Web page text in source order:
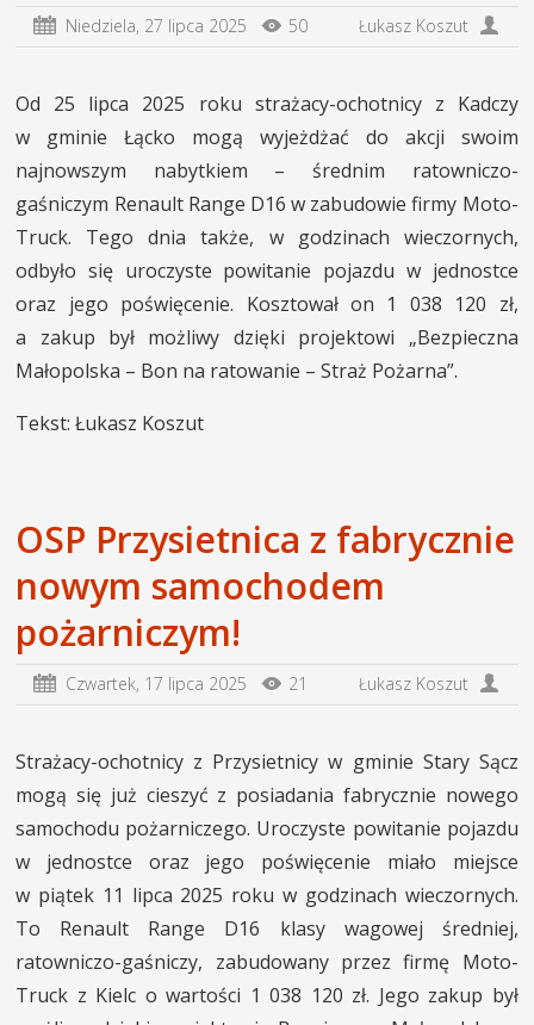
Niedziela, 27 lipca 2025 50 Łukasz Koszut
Od 25 lipca 2025 roku strażacy-ochotnicy z Kadczy
w gminie Łącko mogą wyjeżdżać do akcji swoim
najnowszym nabytkiem – średnim ratowniczo-
gaśniczym Renault Range D16 w zabudowie firmy Moto-
Truck. Tego dnia także, w godzinach wieczornych,
odbyło się uroczyste powitanie pojazdu w jednostce
oraz jego poświęcenie. Kosztował on 1 038 120 zł,
a zakup był możliwy dzięki projektowi „Bezpieczna
Małopolska – Bon na ratowanie – Straż Pożarna”.
Tekst: Łukasz Koszut
OSP Przysietnica z fabrycznie
nowym samochodem
pożarniczym!
Czwartek, 17 lipca 2025 21 Łukasz Koszut
Strażacy-ochotnicy z Przysietnicy w gminie Stary Sącz
mogą się już cieszyć z posiadania fabrycznie nowego
samochodu pożarniczego. Uroczyste powitanie pojazdu
w jednostce oraz jego poświęcenie miało miejsce
w piątek 11 lipca 2025 roku w godzinach wieczornych.
To Renault Range D16 klasy wagowej średniej,
ratowniczo-gaśniczy, zabudowany przez firmę Moto-
Truck z Kielc o wartości 1 038 120 zł. Jego zakup był